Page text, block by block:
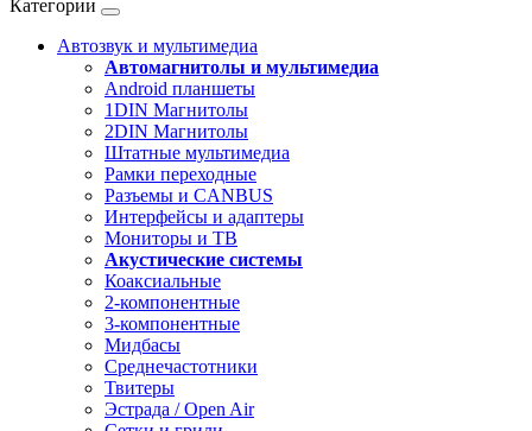
Категории
Автозвук и мультимедиа
Автомагнитолы и мультимедиа
Android планшеты
1DIN Магнитолы
2DIN Магнитолы
Штатные мультимедиа
Рамки переходные
Разъемы и CANBUS
Интерфейсы и адаптеры
Мониторы и ТВ
Акустические системы
Коаксиальные
2-компонентные
3-компонентные
Мидбасы
Среднечастотники
Твитеры
Эстрада / Open Air